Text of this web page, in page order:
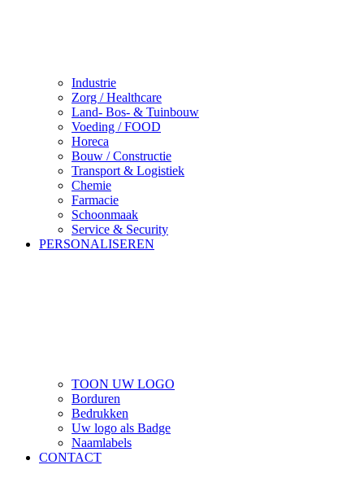
Industrie
Zorg / Healthcare
Land- Bos- & Tuinbouw
Voeding / FOOD
Horeca
Bouw / Constructie
Transport & Logistiek
Chemie
Farmacie
Schoonmaak
Service & Security
PERSONALISEREN
TOON UW LOGO
Borduren
Bedrukken
Uw logo als Badge
Naamlabels
CONTACT